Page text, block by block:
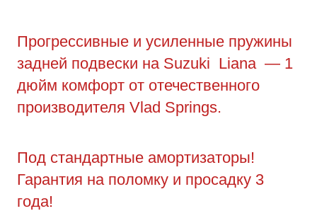
Прогрессивные и усиленные пружины
задней подвески на Suzuki Liana — 1
дюйм комфорт от отечественного
производителя Vlad Springs.
Под стандартные амортизаторы!
Гарантия на поломку и просадку 3
года!